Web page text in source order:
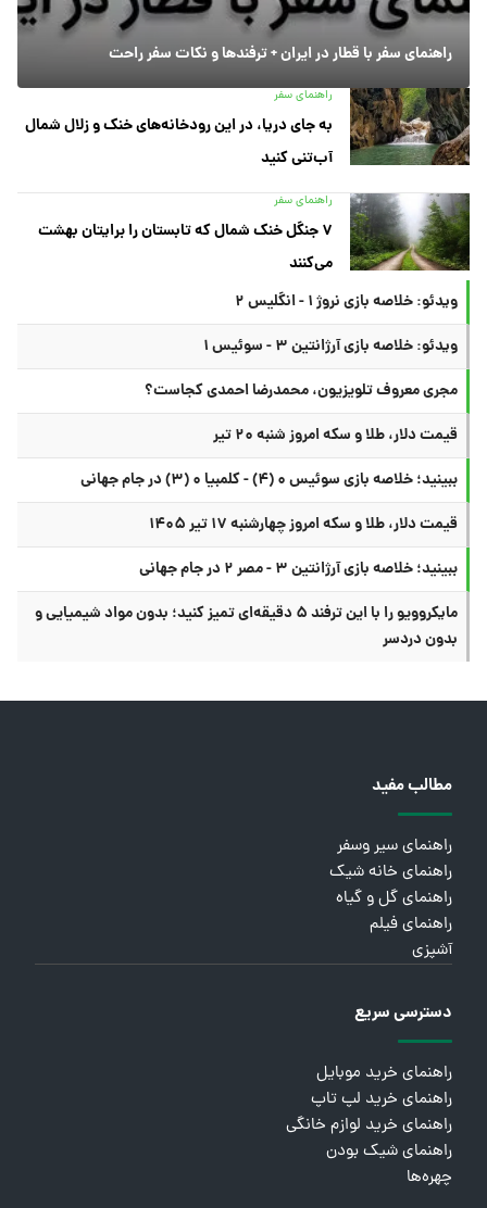
راهنمای سفر با قطار در ایران + ترفندها و نکات سفر راحت
راهنمای سفر
به جای دریا، در این رودخانه‌های خنک و زلال شمال
آب‌تنی کنید
راهنمای سفر
۷ جنگل خنک شمال که تابستان را برایتان بهشت
می‌کنند
ویدئو: خلاصه بازی نروژ ۱ - انگلیس ۲
ویدئو: خلاصه بازی آرژانتین ۳ - سوئیس ۱
مجری معروف تلویزیون، محمدرضا احمدی کجاست؟
قیمت دلار، طلا و سکه امروز شنبه ۲۰ تیر
ببینید؛ خلاصه بازی سوئیس ۰ (۴) - کلمبیا ۰ (۳) در جام جهانی
قیمت دلار، طلا و سکه امروز چهارشنبه ۱۷ تیر ۱۴۰۵
ببینید؛ خلاصه بازی آرژانتین ۳ - مصر ۲ در جام جهانی
مایکروویو را با این ترفند ۵ دقیقه‌ای تمیز کنید؛ بدون مواد شیمیایی و
بدون دردسر
مطالب مفید
راهنمای سیر وسفر
راهنمای خانه شیک
راهنمای گل و گیاه
راهنمای فیلم
آشپزی
دسترسی سریع
راهنمای خرید موبایل
راهنمای خرید لپ تاپ
راهنمای خرید لوازم خانگی
راهنمای شیک بودن
چهره‌ها